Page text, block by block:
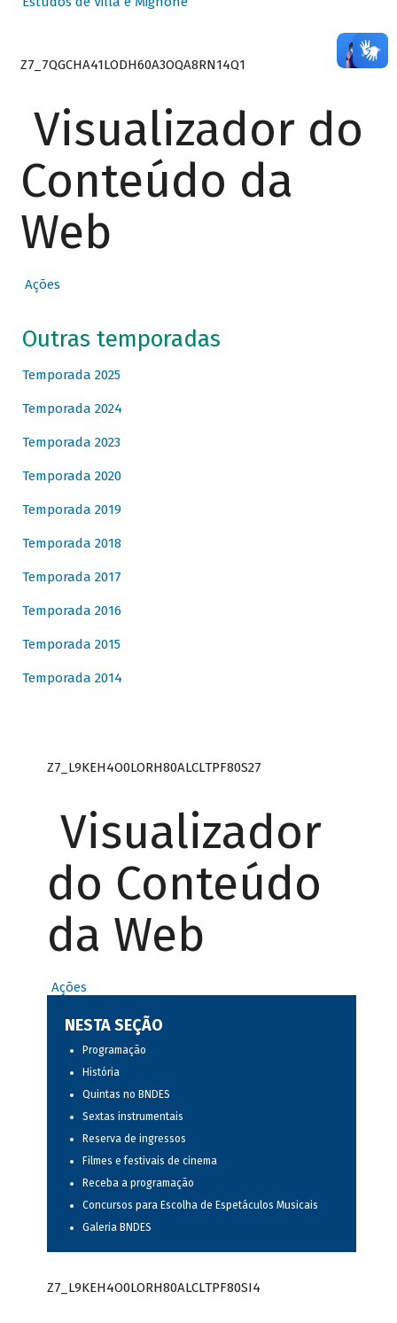
Z7_7QGCHA41LODH60A3OQA8RN14Q1
Visualizador do
Conteúdo da
Web
Ações
Outras temporadas
Temporada 2025
Temporada 2024
Temporada 2023
Temporada 2020
Temporada 2019
Temporada 2018
Temporada 2017
Temporada 2016
Temporada 2015
Temporada 2014
Z7_L9KEH4O0LORH80ALCLTPF80S27
Visualizador
do Conteúdo
da Web
Ações
NESTA SEÇÃO
Programação
História
Quintas no BNDES
Sextas instrumentais
Reserva de ingressos
Filmes e festivais de cinema
Receba a programação
Concursos para Escolha de Espetáculos Musicais
Galeria BNDES
Z7_L9KEH4O0LORH80ALCLTPF80SI4